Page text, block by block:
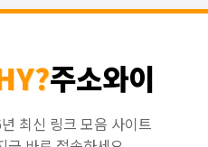
주소와이
최신 링크 모음 사이트